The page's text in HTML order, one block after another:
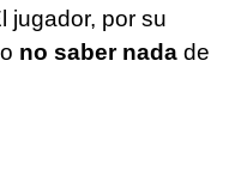
jugador, por su
no saber nada de